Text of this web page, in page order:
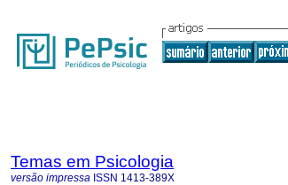
Temas em Psicologia
versão impressa ISSN 1413-389X